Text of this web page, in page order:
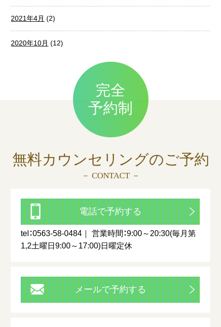
2021年4月 (2)
2020年10月 (12)
完全
予約制
無料カウンセリングのご予約
－ CONTACT －
電話で予約する
tel：0563-58-0484
営業時間：9:00～20:30(毎月第
1,2土曜日9:00～17:00)日曜定休
メールで予約する